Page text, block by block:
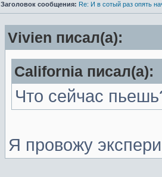
Заголовок сообщения: Re: И в сотый раз опять
Vivien писал(а):
California писал(а):
Что сейчас
Я провожу